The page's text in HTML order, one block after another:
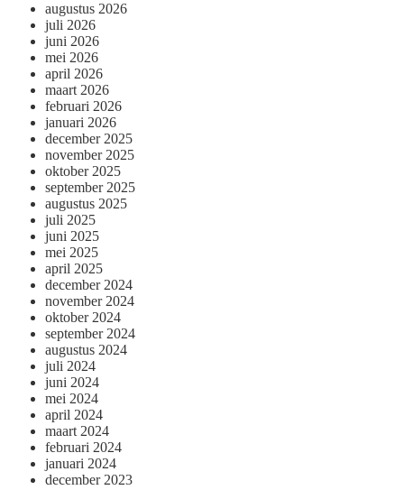
augustus 2026
juli 2026
juni 2026
mei 2026
april 2026
maart 2026
februari 2026
januari 2026
december 2025
november 2025
oktober 2025
september 2025
augustus 2025
juli 2025
juni 2025
mei 2025
april 2025
december 2024
november 2024
oktober 2024
september 2024
augustus 2024
juli 2024
juni 2024
mei 2024
april 2024
maart 2024
februari 2024
januari 2024
december 2023